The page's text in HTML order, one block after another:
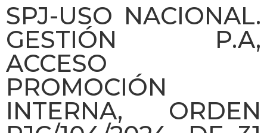
SPJ-USO NACIONAL.
GESTIÓN P.A,
ACCESO
PROMOCIÓN
INTERNA, ORDEN